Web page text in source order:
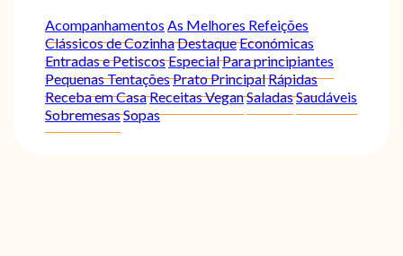
Acompanhamentos As Melhores Refeições
Clássicos de CozinhaDestaqueEconómicas
Entradas e PetiscosEspecialPara principiantes
Pequenas TentaçõesPrato PrincipalRápidas
Receba em CasaReceitas VeganSaladasSaudáveis
SobremesasSopas